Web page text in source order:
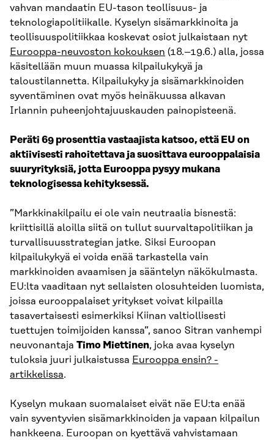
vahvan mandaatin EU-tason teollisuus- ja
teknologiapolitiikalle. Kyselyn sisämarkkinoita ja
teollisuuspolitiikkaa koskevat osiot julkaistaan nyt
Eurooppa-neuvoston kokouksen (18.–19.6.) alla, jossa
käsitellään muun muassa kilpailukykyä ja
taloustilannetta. Kilpailukyky ja sisämarkkinoiden
syventäminen ovat myös heinäkuussa alkavan
Irlannin puheenjohtajuuskauden painopisteenä.
Peräti 69 prosenttia vastaajista katsoo, että EU on
aktiivisesti rahoitettava ja suosittava eurooppalaisia
suuryrityksiä, jotta Eurooppa pysyy mukana
teknologisessa kehityksessä.
”Markkinakilpailu ei ole vain neutraalia bisnestä:
kriittisillä aloilla siitä on tullut suurvaltapolitiikan ja
turvallisuusstrategian jatke. Siksi Euroopan
kilpailukykyä ei voida enää tarkastella vain
markkinoiden avaamisen ja sääntelyn näkökulmasta.
EU:lta vaaditaan nyt sellaisten olosuhteiden luomista,
joissa eurooppalaiset yritykset voivat kilpailla
tasavertaisesti esimerkiksi Kiinan valtiollisesti
tuettujen toimijoiden kanssa”, sanoo Sitran vanhempi
neuvonantaja Timo Miettinen, joka avaa kyselyn
tuloksia juuri julkaistussa Eurooppa ensin? -
artikkelissa.
Kyselyn mukaan suomalaiset eivät näe EU:ta enää
vain syventyvien sisämarkkinoiden ja vapaan kilpailun
hankkeena. Euroopan on kyettävä vahvistamaan